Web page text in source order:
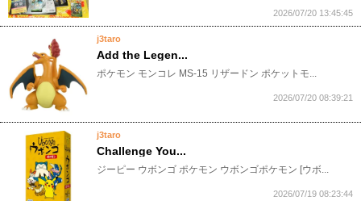
2026/07/20 13:45:45
j3taro
Add the Legen...
​ポケモン モンコレ MS-15 リザードン ポケットモ...
2026/07/20 08:39:21
j3taro
Challenge You...
​ジーピー ウボンゴ ポケモン ウボンゴポケモン [ウボ...
2026/07/19 08:23:44